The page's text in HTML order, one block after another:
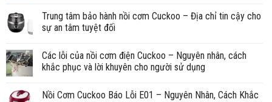
Trung tâm bảo hành nồi cơm Cuckoo – Địa chỉ tin cậy cho
sự an tâm tuyệt đối
Các lỗi của nồi cơm điện Cuckoo – Nguyên nhân, cách
khắc phục và lời khuyên cho người sử dụng
Nồi Cơm Cuckoo Báo Lỗi E01 – Nguyên Nhân, Cách Khắc